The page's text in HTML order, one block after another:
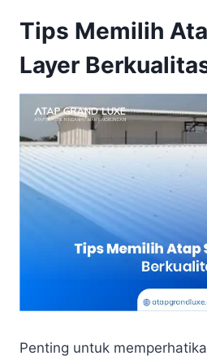
Tips Memilih
Layer
Penting untuk